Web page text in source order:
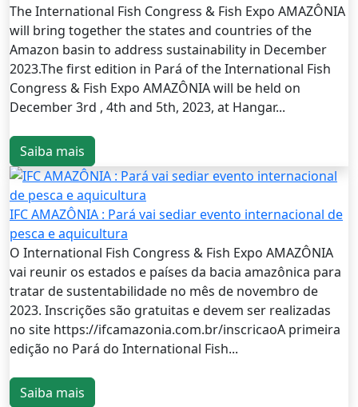
The International Fish Congress & Fish Expo AMAZÔNIA
will bring together the states and countries of the
Amazon basin to address sustainability in December
2023.The first edition in Pará of the International Fish
Congress & Fish Expo AMAZÔNIA will be held on
December 3rd , 4th and 5th, 2023, at Hangar...
Saiba mais
IFC AMAZÔNIA : Pará vai sediar evento internacional de
pesca e aquicultura
O International Fish Congress & Fish Expo AMAZÔNIA
vai reunir os estados e países da bacia amazônica para
tratar de sustentabilidade no mês de novembro de
2023. Inscrições são gratuitas e devem ser realizadas
no site https://ifcamazonia.com.br/inscricaoA primeira
edição no Pará do International Fish...
Saiba mais